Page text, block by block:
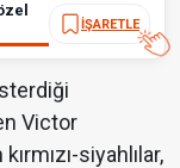
İŞARETLE
Victor
siyahlılar,